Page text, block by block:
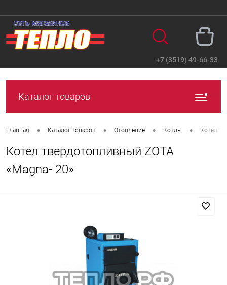
+7 (3519) 49-66-33
Каталог товаров
Главная • Каталог товаров • Отопление • Котлы • Котел
Котел твердотопливный ZOTA
«Magna- 20»